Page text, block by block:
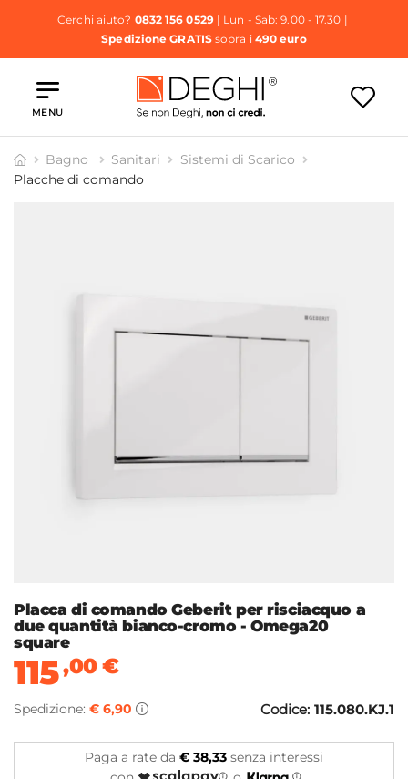
Cerchi aiuto? 0832 156 0529| Lun - Sab: 9.00 - 17.30 |
Spedizione GRATISsopra i 490 euro
MENU
Bagno Sanitari
Sistemi di Scarico
Placche di comando
Placca di comando Geberit per risciacquo a
due quantità bianco-cromo - Omega20
square
115,00€
Spedizione: € 6,90 Codice: 115.080.KJ.1
Paga a rate da € 38,33 senza interessi